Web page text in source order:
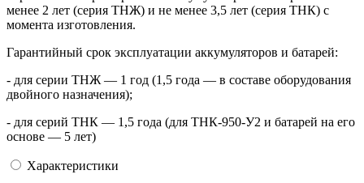
менее 2 лет (серия ТНЖ) и не менее 3,5 лет (серия ТНК) с
момента изготовления.
Гарантийный срок эксплуатации аккумуляторов и батарей:
- для серии ТНЖ — 1 год (1,5 года — в составе оборудования
двойного назначения);
- для серий ТНК — 1,5 года (для ТНК-950-У2 и батарей на его
основе — 5 лет)
Характеристики